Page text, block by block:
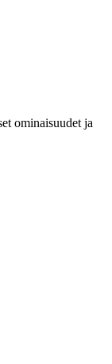
ominaisuudet ja